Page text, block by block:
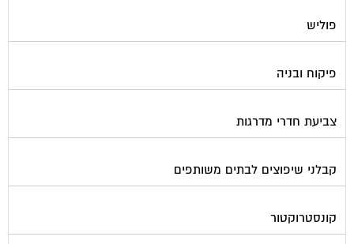
פוליש
פיקוח ובניה
צביעת חדרי מדרגות
קבלני שיפוצים לבתים משותפים
קונסטרוקטור